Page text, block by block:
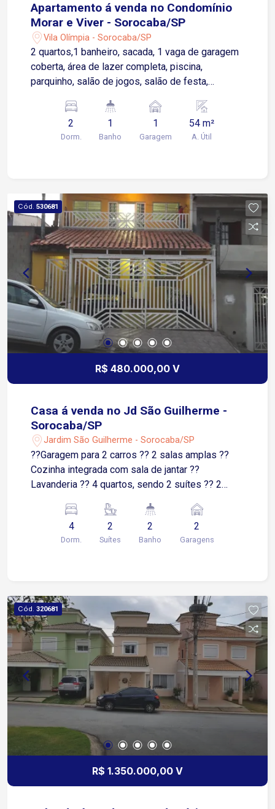
Apartamento á venda no Condomínio
Morar e Viver - Sorocaba/SP
Vila Olímpia - Sorocaba/SP
2 quartos,1 banheiro, sacada, 1 vaga de garagem
coberta, área de lazer completa, piscina,
parquinho, salão de jogos, salão de festa,
2
Dorm.
1
Banho
1
Garagem
54 m²
A. Útil
Cód. 530681
R$ 480.000,00 V
Casa á venda no Jd São Guilherme -
Sorocaba/SP
Jardim São Guilherme - Sorocaba/SP
??Garagem para 2 carros ?? 2 salas amplas ??
Cozinha integrada com sala de jantar ??
Lavanderia ?? 4 quartos, sendo 2 suítes ?? 2
lenha ?? Forno de pizza ?? Espaço mobiliado e
pronto para receber amigos e família
4
Dorm.
2
Suítes
2
Banho
2
Garagens
Cód. 320681
R$ 1.350.000,00 V